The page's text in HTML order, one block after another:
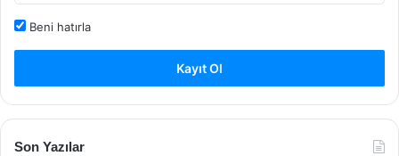
Beni hatırla
Kayıt Ol
Son Yazılar